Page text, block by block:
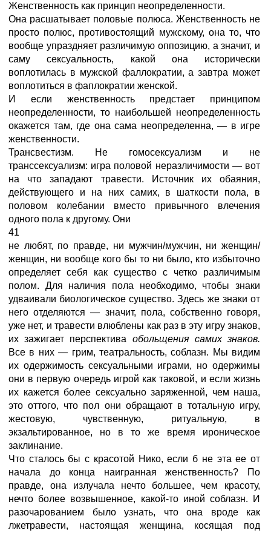
Женственность как принцип неопределенности.
Она расшатывает половые полюса. Женственность не
просто полюс, противостоящий мужскому, она то, что
вообще упраздняет различимую оппозицию, а значит, и
саму сексуальность, какой она исторически
воплотилась в мужской фаллократии, а завтра может
воплотиться в фаплократии женской.
И если женственность предстает принципом
неопределенности, то наибольшей неопределенность
окажется там, где она сама неопределенна, — в игре
женственности.
Трансвестизм. Не гомосексуализм и не
транссексуализм: игра половой неразличимости — вот
на что западают травести. Источник их обаяния,
действующего и на них самих, в шаткости пола, в
половом колебании вместо привычного влечения
одного пола к другому. Они
41
не любят, по правде, ни мужчин/мужчин, ни женщин/
женщин, ни вообще кого бы то ни было, кто избыточно
определяет себя как существо с четко различимым
полом. Для наличия пола необходимо, чтобы знаки
удваивали биологическое существо. Здесь же знаки от
него отделяются — значит, пола, собственно говоря,
уже нет, и травести влюблены как раз в эту игру знаков,
их зажигает перспектива обольщения самих знаков.
Все в них — грим, театральность, соблазн. Мы видим
их одержимость сексуальными играми, но одержимы
они в первую очередь игрой как таковой, и если жизнь
их кажется более сексуально заряженной, чем наша,
это оттого, что пол они обращают в тотальную игру,
жестовую, чувственную, ритуальную, в
экзальтированное, но в то же время ироническое
заклинание.
Что сталось бы с красотой Нико, если б не эта ее от
начала до конца наигранная женственность? По
правде, она излучала нечто большее, чем красоту,
нечто более возвышенное, какой-то иной соблазн. И
разочарованием было узнать, что она вроде как
лжетравести, настоящая женщина, косящая под